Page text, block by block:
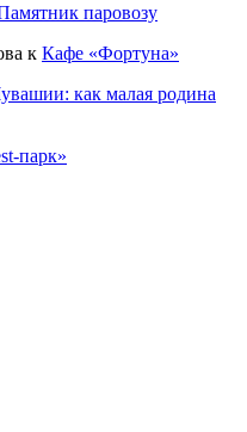
паровозу
к Кафе «Фортуна»
как малая родина
парк»